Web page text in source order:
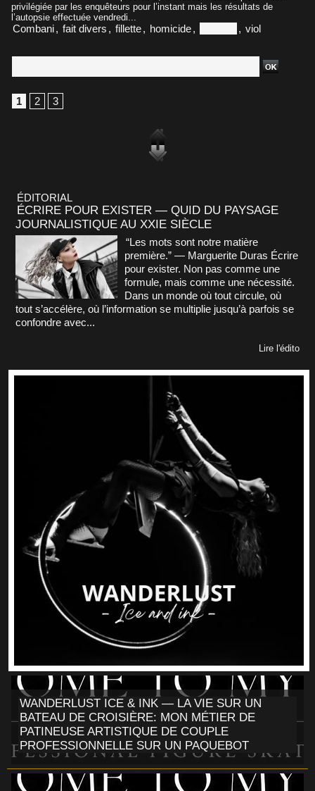
privilégiée par les enquêteurs pour l’instant mais les résultats de
l’autopsie effectuée vendredi...
Combani, fait divers , fillette, homicide, , viol
1 2 3
ÉDITORIAL
ÉCRIRE POUR EXISTER — QUID DU PAYSAGE
JOURNALISTIQUE AU XXIE SIÈCLE
“Les mots sont notre matière
première.” — Marguerite Duras Écrire
pour exister. Non pas comme une
formule, mais comme une nécessité.
Dans un monde où tout circule, où
tout s’accélère, où l’information se multiplie jusqu’à parfois se
confondre avec...
Lire l'édito
WANDERLUST ICE & INK — LA VIE SUR UN
BATEAU DE CROISIÈRE: MON MÉTIER DE
PATINEUSE ARTISTIQUE DE COUPLE
PROFESSIONNELLE SUR UN PAQUEBOT